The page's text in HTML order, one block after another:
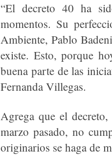
“El decreto 40 ha
momentos. Su
Ambiente, Pablo
existe. Esto, porque
buena parte de las
Fernanda Villegas.
Agrega que el
marzo pasado, no
originarios se haga de